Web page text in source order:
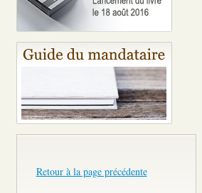
Retour à la page précédente